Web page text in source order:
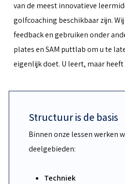
van de meest innovatieve
golfcoaching beschikbaar zijn.
feedback en gebruiken onder
plates en SAM puttlab om u te
eigenlijk doet. U leert, maar
Structuur is de basis
Binnen onze lessen werken
deelgebieden:
Techniek